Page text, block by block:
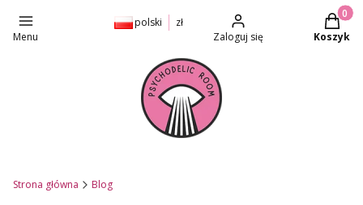
Menu
polski
zł
Zaloguj się
Koszyk
Strona główna Blog